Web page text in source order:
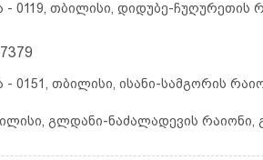
- 0119, თბილისი, დიდუბე-ჩუღურეთის
- 0151, თბილისი, ისანი-სამგორის
გლდანი-ნაძალადევის რაიონი,